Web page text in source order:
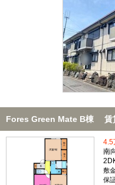
Fores Green Mate B棟 賃
4.5
南
敷
保